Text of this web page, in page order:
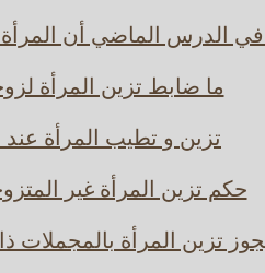
في الدرس الماضي أن المرأة
ما ضابط تزين المرأة
تزين و تطيب المرأة عند
حكم تزين المرأة غير
تزين المرأة بالمجملات